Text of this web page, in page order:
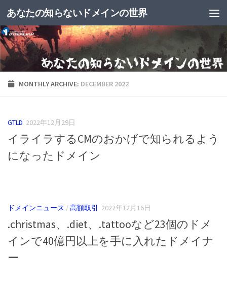
あなたの知らないドメインの世界
MONTHLY ARCHIVE: DECEMBER 2022
GTLD 2022年12月29日
イライラするCMのおかげで知られるよう
になったドメイン
ドメインニュース /高額取引 2022年12月16日
.christmas、.diet、.tattooなど23個のドメ
インで40億円以上を手に入れたドメイナ
ー